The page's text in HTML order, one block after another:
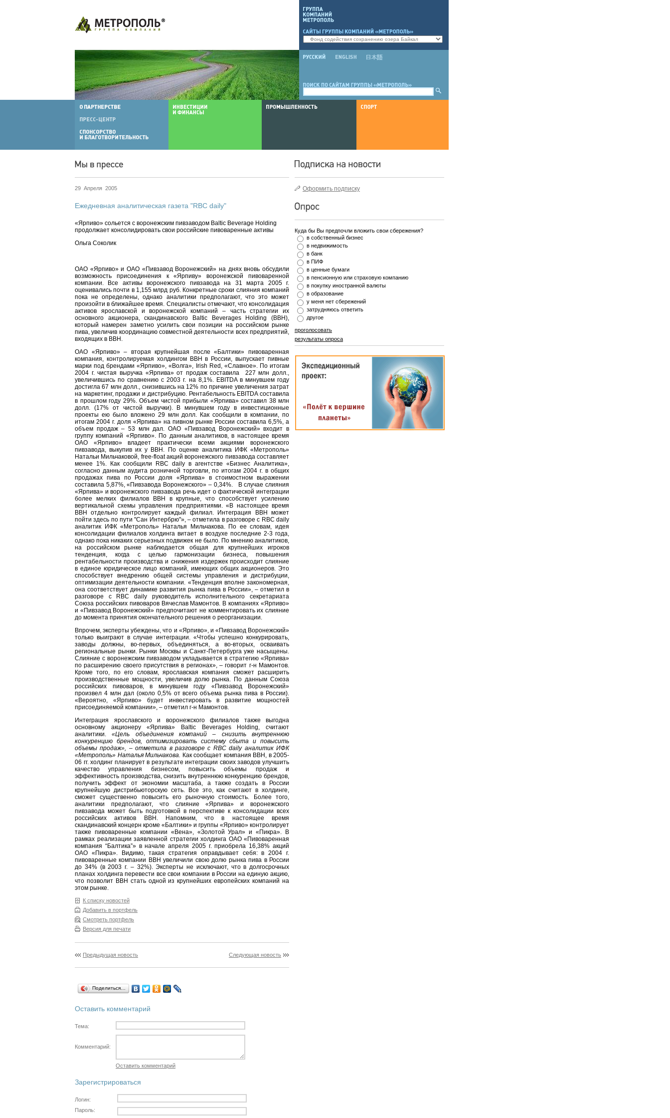
29 Апреля 2005
Ежедневная аналитическая газета "RBC daily"
«Ярпиво» сольется с воронежским пивзаводом Baltic Beverage Holding
продолжает консолидировать свои российские пивоваренные активы
Ольга Соколик
ОАО «Ярпиво» и ОАО «Пивзавод Воронежский» на днях вновь обсудили
возможность присоединения к «Ярпиву» воронежской пивоваренной
компании. Все активы воронежского пивзавода на 31 марта 2005 г.
оценивались почти в 1,155 млрд руб. Конкретные сроки слияния компаний
пока не определены, однако аналитики предполагают, что это может
произойти в ближайшее время. Специалисты отмечают, что консолидация
активов ярославской и воронежской компаний – часть стратегии их
основного акционера, скандинавского Baltic Beverages Holding (BBH),
который намерен заметно усилить свои позиции на российском рынке
пива, увеличив координацию совместной деятельности всех предприятий,
входящих в BBH.
ОАО «Ярпиво» – вторая крупнейшая после «Балтики» пивоваренная
компания, контролируемая холдингом ВВН в России, выпускает пивные
марки под брендами «Ярпиво», «Волга», Irish Red, «Славное». По итогам
2004 г. чистая выручка «Ярпива» от продаж составила 227 млн долл.,
увеличившись по сравнению с 2003 г. на 8,1%. EBITDA в минувшем году
достигла 67 млн долл., снизившись на 12% по причине увеличения затрат
на маркетинг, продажи и дистрибуцию. Рентабельность EBITDA составила
в прошлом году 29%. Объем чистой прибыли «Ярпива» составил 38 млн
долл. (17% от чистой выручки). В минувшем году в инвестиционные
проекты ею было вложено 29 млн долл. Как сообщили в компании, по
итогам 2004 г. доля «Ярпива» на пивном рынке России составила 6,5%, а
объем продаж – 53 млн дал. ОАО «Пивзавод Воронежский» входит в
группу компаний «Ярпиво». По данным аналитиков, в настоящее время
ОАО «Ярпиво» владеет практически всеми акциями воронежского
пивзавода, выкупив их у ВВН. По оценке аналитика ИФК «Метрополь»
Натальи Мильчаковой, free-float акций воронежского пивзавода составляет
менее 1%. Как сообщили RBC daily в агентстве «Бизнес Аналитика»,
согласно данным аудита розничной торговли, по итогам 2004 г. в общих
продажах пива по России доля «Ярпива» в стоимостном выражении
составила 5,87%, «Пивзавода Воронежского» – 0,34%. В случае слияния
«Ярпива» и воронежского пивзавода речь идет о фактической интеграции
более мелких филиалов ВВН в крупные, что способствует усилению
вертикальной схемы управления предприятиями. «В настоящее время
BBH отдельно контролирует каждый филиал. Интеграция BBH может
пойти здесь по пути "Сан Интербрю"», – отметила в разговоре с RBC daily
аналитик ИФК «Метрополь» Наталья Мильчакова. По ее словам, идея
консолидации филиалов холдинга витает в воздухе последние 2-3 года,
однако пока никаких серьезных подвижек не было. По мнению аналитиков,
на российском рынке наблюдается общая для крупнейших игроков
тенденция, когда с целью гармонизации бизнеса, повышения
рентабельности производства и снижения издержек происходит слияние
в единое юридическое лицо компаний, имеющих общих акционеров. Это
способствует внедрению общей системы управления и дистрибуции,
оптимизации деятельности компании. «Тенденция вполне закономерная,
она соответствует динамике развития рынка пива в России», – отметил в
разговоре с RBC daily руководитель исполнительного секретариата
Союза российских пивоваров Вячеслав Мамонтов. В компаниях «Ярпиво»
и «Пивзавод Воронежский» предпочитают не комментировать их слияние
до момента принятия окончательного решения о реорганизации.
Впрочем, эксперты убеждены, что и «Ярпиво», и «Пивзавод Воронежский»
только выиграют в случае интеграции. «Чтобы успешно конкурировать,
заводы должны, во-первых, объединяться, а во-вторых, осваивать
региональные рынки. Рынки Москвы и Санкт-Петербурга уже насыщены.
Слияние с воронежским пивзаводом укладывается в стратегию «Ярпива»
по расширению своего присутствия в регионах», – говорит г-н Мамонтов.
Кроме того, по его словам, ярославская компания сможет расширить
производственные мощности, увеличив долю рынка. По данным Союза
российских пивоваров, в минувшем году «Пивзавод Воронежский»
произвел 4 млн дал (около 0,5% от всего объема рынка пива в России).
«Вероятно, «Ярпиво» будет инвестировать в развитие мощностей
присоединяемой компании», – отметил г-н Мамонтов.
Интеграция ярославского и воронежского филиалов также выгодна
основному акционеру «Ярпива» Baltic Beverages Holding, считают
аналитики.«Цель объединения компаний – снизить внутреннюю
конкуренцию брендов, оптимизировать систему сбыта и повысить
объемы продаж», – отметила в разговоре с RBC daily аналитик ИФК
«Метрополь» Наталья Мильчакова. Как сообщает компания BBH, в 2005-
06 гг. холдинг планирует в результате интеграции своих заводов улучшить
качество управления бизнесом, повысить объемы продаж и
эффективность производства, снизить внутреннюю конкуренцию брендов,
получить эффект от экономии масштаба, а также создать в России
крупнейшую дистрибьюторскую сеть. Все это, как считают в холдинге,
сможет существенно повысить его рыночную стоимость. Более того,
аналитики предполагают, что слияние «Ярпива» и воронежского
пивзавода может быть подготовкой в перспективе к консолидации всех
российских активов BBH. Напомним, что в настоящее время
скандинавский концерн кроме «Балтики» и группы «Ярпиво» контролирует
также пивоваренные компании «Вена», «Золотой Урал» и «Пикра». В
рамках реализации заявленной стратегии холдинга ОАО «Пивоваренная
компания “Балтика”» в начале апреля 2005 г. приобрела 16,38% акций
ОАО «Пикра». Видимо, такая стратегия оправдывает себя: в 2004 г.
пивоваренные компании BBH увеличили свою долю рынка пива в России
до 34% (в 2003 г. – 32%). Эксперты не исключают, что в долгосрочных
планах холдинга перевести все свои компании в России на единую акцию,
что позволит BBH стать одной из крупнейших европейских компаний на
этом рынке.
К списку новостей
Добавить в портфель
Смотреть портфель
Версия для печати
Предыдущая новость Следующая новость
Поделиться…
Оставить комментарий
Тема:
Комментарий:
Оставить комментарий
Зарегистрироваться
Логин:
Пароль:
Оформить подписку
Куда бы Вы предпочли вложить свои сбережения?
в собственный бизнес
в недвижимость
в банк
в ПИФ
в ценные бумаги
в пенсионную или страховую компанию
в покупку иностранной валюты
в образование
у меня нет сбережений
затрудняюсь ответить
другое
проголосовать
результаты опроса